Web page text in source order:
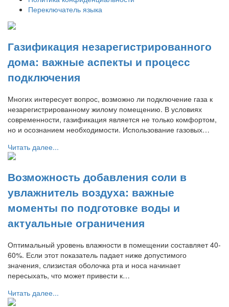
Переключатель языка
Газификация незарегистрированного
дома: важные аспекты и процесс
подключения
Многих интересует вопрос, возможно ли подключение газа к
незарегистрированному жилому помещению. В условиях
современности, газификация является не только комфортом,
но и осознанием необходимости. Использование газовых…
Читать далее...
Возможность добавления соли в
увлажнитель воздуха: важные
моменты по подготовке воды и
актуальные ограничения
Оптимальный уровень влажности в помещении составляет 40-
60%. Если этот показатель падает ниже допустимого
значения, слизистая оболочка рта и носа начинает
пересыхать, что может привести к…
Читать далее...